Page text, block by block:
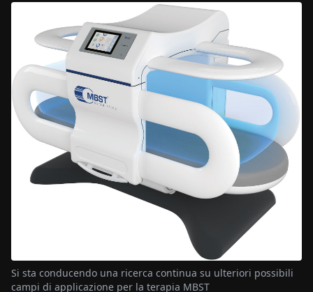
Si sta conducendo una ricerca continua su ulteriori possibili
campi di applicazione per la terapia MBST